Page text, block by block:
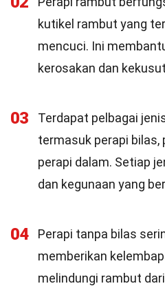
kutikel rambut yang
mencuci. Ini
kerosakan dan
03
Terdapat pelbagai
termasuk perapi bilas,
perapi dalam. Setiap
dan kegunaan yang
04
Perapi tanpa bilas
memberikan
melindungi rambut